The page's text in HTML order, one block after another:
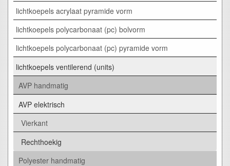
lichtkoepels acrylaat pyramide vorm
lichtkoepels polycarbonaat (pc) bolvorm
lichtkoepels polycarbonaat (pc) pyramide vorm
lichtkoepels ventilerend (units)
AVP handmatig
AVP elektrisch
Vierkant
Rechthoekig
Polyester handmatig